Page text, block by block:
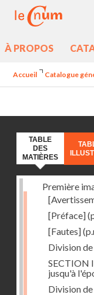
À PROPOS
Accueil Catalogue
TABLE
DES
MATIÈRES
Première
[Préface]
[Fautes]
Division
SECTION
jusqu'à
Division